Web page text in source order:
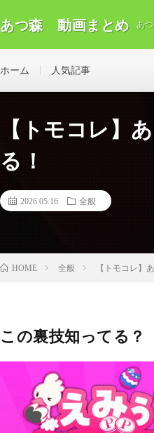
あつ森 動画まとめ あ
ホーム 人気記事
【トモコレ】
る！
2026.05.16 全般
HOME 全般 【トモコレ】
この裏技知ってる？